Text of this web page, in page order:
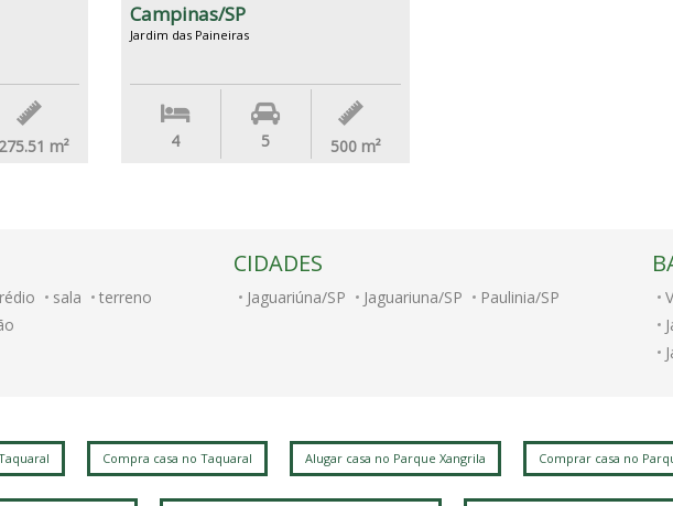
275.51 m²
Campinas/SP
Jardim das Paineiras
4 5 500 m²
sala
terreno
CIDADES
Jaguariúna/SP Jaguariuna/SP Paulinia/SP
Compra casa no Taquaral Alugar casa no Parque Xangrila Comprar casa no